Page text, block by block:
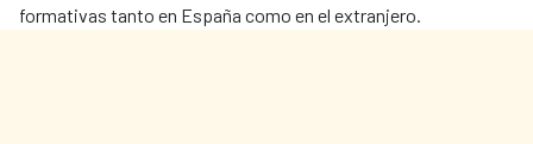
formativas tanto en España como en el extranjero.